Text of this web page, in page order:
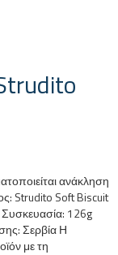
ανάκληση
Strudito Soft Biscuit
126g
Σερβία Η
με τη